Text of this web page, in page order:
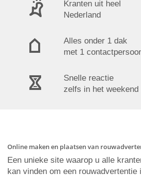
Kranten uit heel
Nederland
Alles onder 1 dak
met 1
Snelle reactie
zelfs in het weekend
Online maken en plaatsen van
Een unieke site waarop u alle
kan vinden om een rouwadvertentie